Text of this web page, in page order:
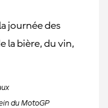
journée des
la bière, du vin,
du MotoGP